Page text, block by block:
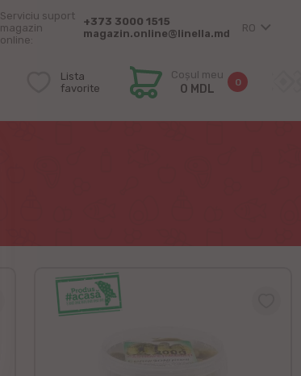
Serviciu suport
magazin
online:
+373 3000 1515
magazin.online@linella.md
RO
Lista
favorite
Coșul meu
0 MDL 0